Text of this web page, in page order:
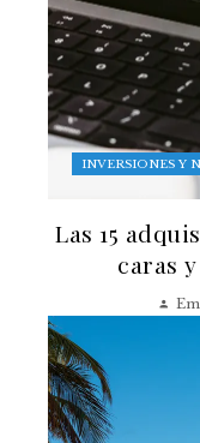
INVERSIONES Y
Las 15
caras